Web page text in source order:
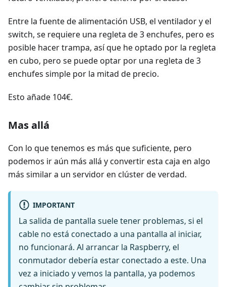
Entre la fuente de alimentación USB, el ventilador y el
switch, se requiere una regleta de 3 enchufes, pero es
posible hacer trampa, así que he optado por la regleta
en cubo, pero se puede optar por una regleta de 3
enchufes simple por la mitad de precio.
Esto añade 104€.
Mas allá
Con lo que tenemos es más que suficiente, pero
podemos ir aún más allá y convertir esta caja en algo
más similar a un servidor en clúster de verdad.
IMPORTANT
La salida de pantalla suele tener problemas, si el
cable no está conectado a una pantalla al iniciar,
no funcionará. Al arrancar la Raspberry, el
conmutador debería estar conectado a este. Una
vez a iniciado y vemos la pantalla, ya podemos